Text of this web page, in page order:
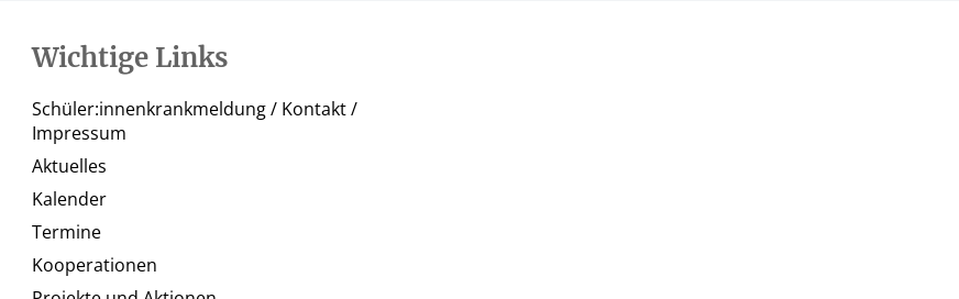
Wichtige Links
Schüler:innenkrankmeldung / Kontakt /
Impressum
Aktuelles
Kalender
Termine
Kooperationen